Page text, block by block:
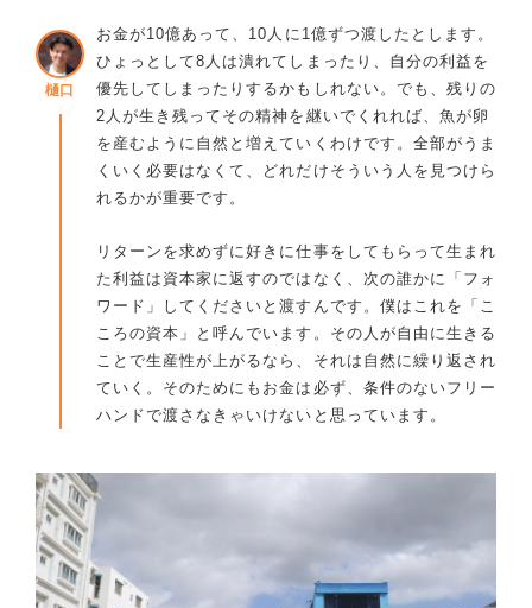
樋口
お金が10億あって、10人に1億ずつ渡したとします。
ひょっとして8人は潰れてしまったり、自分の利益を
優先してしまったりするかもしれない。でも、残りの
2人が生き残ってその精神を継いでくれれば、魚が卵
を産むように自然と増えていくわけです。全部がうま
くいく必要はなくて、どれだけそういう人を見つけら
れるかが重要です。
リターンを求めずに好きに仕事をしてもらって生まれ
た利益は資本家に返すのではなく、次の誰かに「フォ
ワード」してくださいと渡すんです。僕はこれを「こ
ころの資本」と呼んでいます。その人が自由に生きる
ことで生産性が上がるなら、それは自然に繰り返され
ていく。そのためにもお金は必ず、条件のないフリー
ハンドで渡さなきゃいけないと思っています。